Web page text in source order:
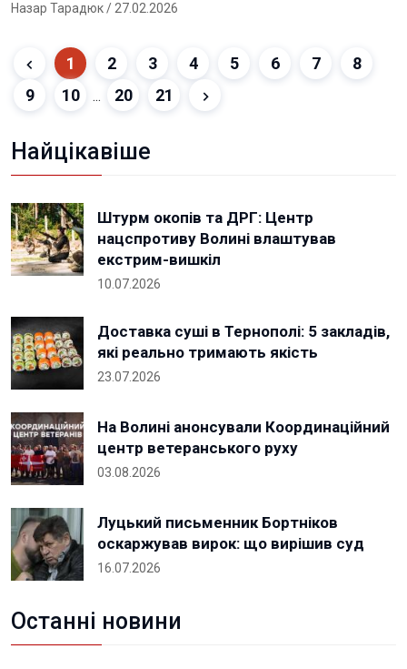
Назар Тарадюк/ 27.02.2026
1 2 3 4 5 6 7
8
9
10 ... 20 21
Найцікавіше
Штурм окопів та ДРГ: Центр
нацспротиву Волині влаштував
екстрим-вишкіл
10.07.2026
Доставка суші в Тернополі: 5 закладів,
які реально тримають якість
23.07.2026
На Волині анонсували Координаційний
центр ветеранського руху
03.08.2026
Луцький письменник Бортніков
оскаржував вирок: що вирішив суд
16.07.2026
Останні новини